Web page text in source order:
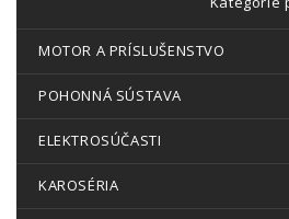
MOTOR A PRÍSLUŠENSTVO
POHONNÁ SÚSTAVA
ELEKTROSÚČASTI
KAROSÉRIA